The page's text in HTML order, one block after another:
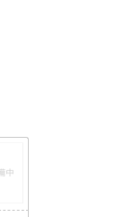
/ 中文